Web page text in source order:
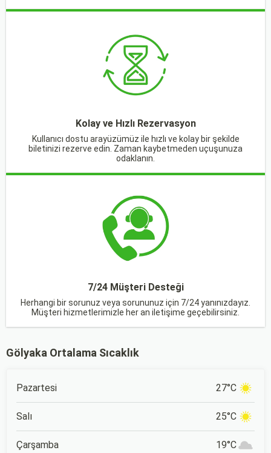
Kolay ve Hızlı Rezervasyon
Kullanıcı dostu arayüzümüz ile hızlı ve kolay bir şekilde
biletinizi rezerve edin. Zaman kaybetmeden uçuşunuza
odaklanın.
7/24 Müşteri Desteği
Herhangi bir sorunuz veya sorununuz için 7/24 yanınızdayız.
Müşteri hizmetlerimizle her an iletişime geçebilirsiniz.
Gölyaka Ortalama Sıcaklık
Pazartesi 27°C
Salı 25°C
Çarşamba 19°C